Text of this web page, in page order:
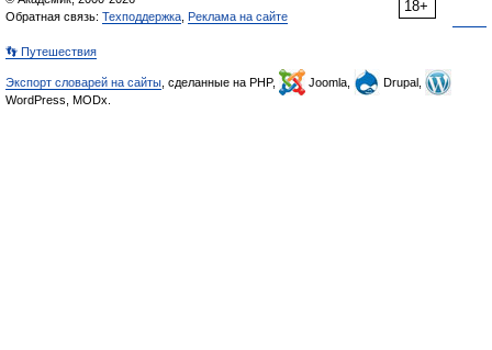
18+
Обратная связь: Техподдержка Реклама на сайте
👣 Путешествия
Экспорт словарей на сайты , сделанные на PHP, Joomla,
Drupal,
WordPress, MODx.